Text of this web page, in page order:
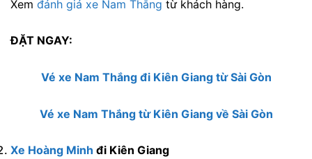
Xem đánh giá xe Nam Thắng từ khách hàng.
ĐẶT NGAY:
Vé xe Nam Thắng đi Kiên Giang từ Sài Gòn
Vé xe Nam Thắng từ Kiên Giang về Sài Gòn
Xe Hoàng Minh đi Kiên Giang